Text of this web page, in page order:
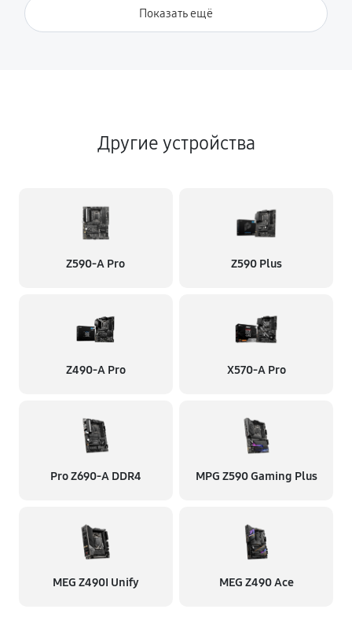
Показать ещё
Другие устройства
Z590-A Pro Z590 Plus
Z490-A Pro X570-A Pro
Pro Z690-A DDR4 MPG Z590 Gaming Plus
MEG Z490I Unify MEG Z490 Ace